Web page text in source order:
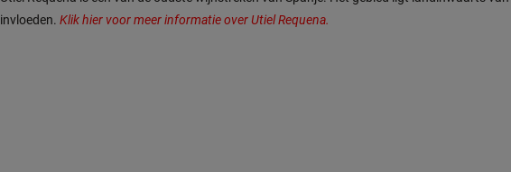
invloeden. Klik hier voor meer informatie over Utiel Requena.